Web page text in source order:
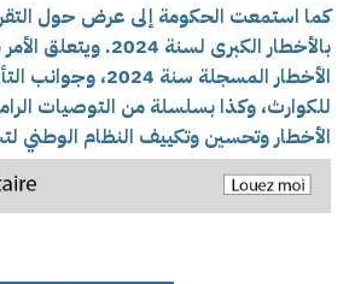
كما استمعت الحكومة إلى عرض حول
بالأخطار الكبرى لسنة
الأخطار المسجلة سنة
للكوارث، وكذا بسلسلة من التوصيات
الأخطار وتحسين وتكييف النظام الوطني